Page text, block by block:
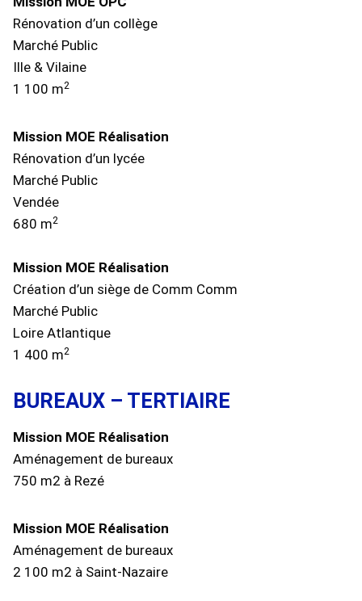
Rénovation d’un collège
Marché Public
Ille & Vilaine
1 100 m2
Mission MOE Réalisation
Rénovation d’un lycée
Marché Public
Vendée
680 m2
Mission MOE Réalisation
Création d’un siège de Comm Comm
Marché Public
Loire Atlantique
1 400 m2
BUREAUX – TERTIAIRE
Mission MOE Réalisation
Aménagement de bureaux
750 m2 à Rezé
Mission MOE Réalisation
Aménagement de bureaux
2 100 m2 à Saint-Nazaire